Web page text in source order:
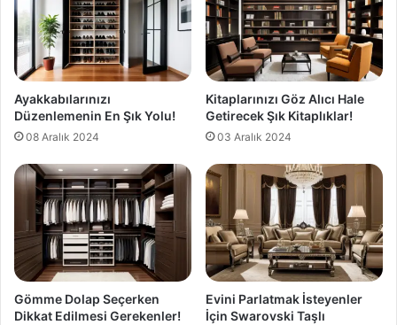
Ayakkabılarınızı
Düzenlemenin En Şık Yolu!
08 Aralık 2024
Kitaplarınızı Göz Alıcı Hale
Getirecek Şık Kitaplıklar!
03 Aralık 2024
Gömme Dolap Seçerken
Dikkat Edilmesi Gerekenler!
Evini Parlatmak İsteyenler
İçin Swarovski Taşlı